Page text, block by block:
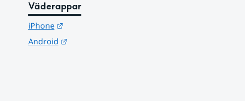
Väderappar
iPhone
Länk till annan webbplats.
Android
Länk till annan webbplats.